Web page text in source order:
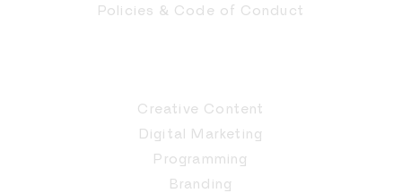
Policies & Code of Conduct
Creative Content
Digital Marketing
Programming
Branding